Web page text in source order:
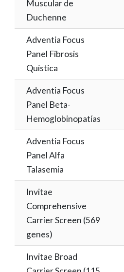
Muscular de
Duchenne
Adventia Focus
Panel Fibrosis
Quística
Adventia Focus
Panel Beta-
Hemoglobinopatías
Adventia Focus
Panel Alfa
Talasemia
Invitae
Comprehensive
Carrier Screen (569
genes)
Invitae Broad